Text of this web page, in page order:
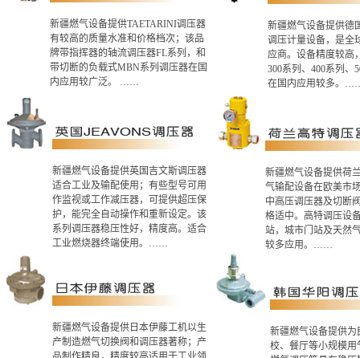
新疆燃气设备提供TAETARINI调压器
有较高的质量水准和价格档次；该品
牌带指挥器的轴流调压器FL系列，和
带切断的负载式MBN系列调压器在国
内应用较广泛。 ……
新疆燃气设备提供德
调压计量设备，是全
应商。设备精度较高
300系列、400系列、
在国内应用较多。
新疆燃气设备提供英国吉文斯调压器
适合工业及输配使用；有些型号可用
作监视或工作减压器，可提供超压保
护，能完全自动操作和重新设定。该
系列调压器稳压性好，精度高。适合
工业燃烧器终端使用。……
新疆燃气设备提供荷
气输配设备在欧美市
中高压调压器及切断
格适中。高特调压设
站，城市门站及天然
较多应用。……
新疆燃气设备提供日本伊藤工机以生
产制造燃气切换阀和调压器著称；产
新疆燃气设备提供为
校、餐厅等小规模用